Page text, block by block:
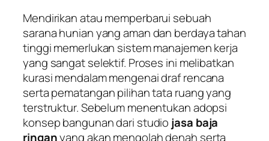
Mendirikan atau memperbarui sebuah
sarana hunian yang aman dan berdaya tahan
tinggi memerlukan sistem manajemen kerja
yang sangat selektif. Proses ini melibatkan
kurasi mendalam mengenai draf rencana
serta pematangan pilihan tata ruang yang
terstruktur. Sebelum menentukan adopsi
konsep bangunan dari studio jasa baja
ringanyang akan mengolah denah serta